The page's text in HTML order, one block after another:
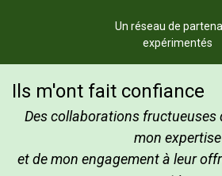
Un réseau de
expérimentés
Ils m'ont fait confiance
Des collaborations fructueuses
mon expertise
et de mon engagement à leur